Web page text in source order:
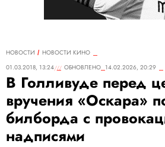
НОВОСТИ
НОВОСТИ КИНО
01.03.2018, 13:24
ОБНОВЛЕНО 14.02.2026, 20:29
В Голливуде перед
вручения «Оскара»
билборда с
надписями